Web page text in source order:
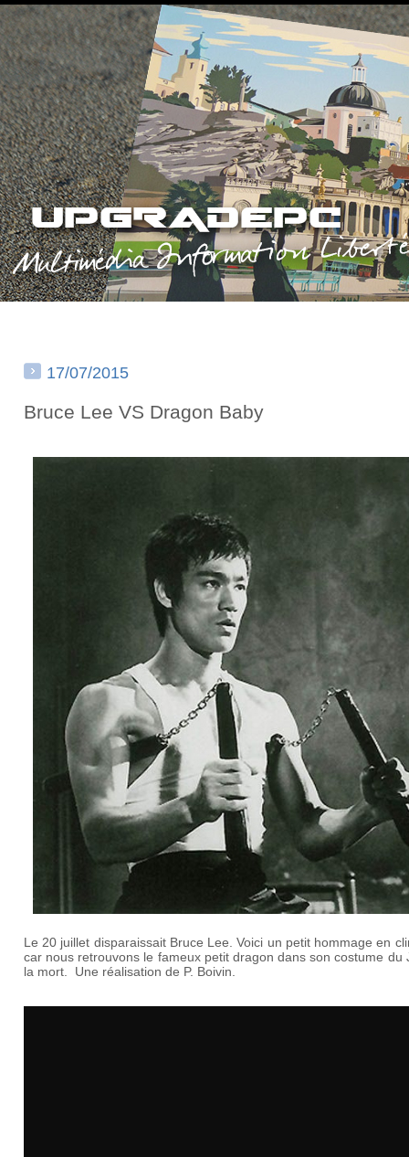
17/07/2015
Bruce Lee VS Dragon Baby
Le 20 juillet disparaissait Bruce Lee. Voici un petit hommage en
car nous retrouvons le fameux petit dragon dans son costume du
la mort. Une réalisation de P. Boivin.